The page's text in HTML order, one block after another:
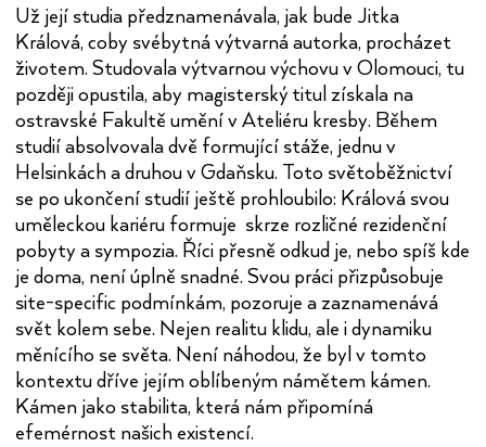
Už její studia předznamenávala, jak bude Jitka
Králová, coby svébytná výtvarná autorka, procházet
životem. Studovala výtvarnou výchovu v Olomouci, tu
později opustila, aby magisterský titul získala na
ostravské Fakultě umění v Ateliéru kresby. Během
studií absolvovala dvě formující stáže, jednu v
Helsinkách a druhou v Gdaňsku. Toto světoběžnictví
se po ukončení studií ještě prohloubilo: Králová svou
uměleckou kariéru formuje skrze rozličné rezidenční
pobyty a sympozia. Říci přesně odkud je, nebo spíš kde
je doma, není úplně snadné. Svou práci přizpůsobuje
site-specific podmínkám, pozoruje a zaznamenává
svět kolem sebe. Nejen realitu klidu, ale i dynamiku
měnícího se světa. Není náhodou, že byl v tomto
kontextu dříve jejím oblíbeným námětem kámen.
Kámen jako stabilita, která nám připomíná
efemérnost našich existencí.